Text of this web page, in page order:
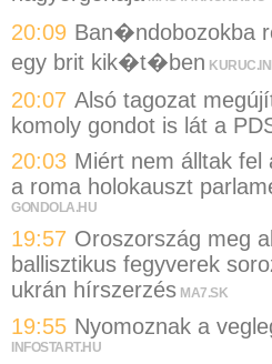
20:09 Ban�ndobozokba
egy brit kik�t�ben
20:07 Alsó tagozat
komoly gondot is lát a
20:03 Miért nem álltak fel
a roma holokauszt
GONDOLA.HU
19:57 Oroszország meg
ballisztikus fegyverek
ukrán hírszerzés MA7.SK
19:55 Nyomoznak a
INFOSTART.HU